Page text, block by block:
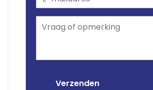
Verzenden